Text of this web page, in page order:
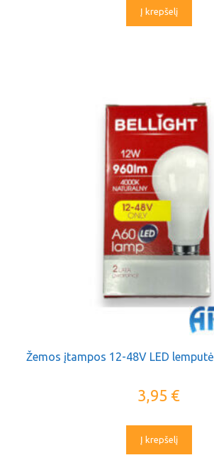
Į krepšelį
Žemos įtampos 12-48V LED
3,95 €
Į krepšelį